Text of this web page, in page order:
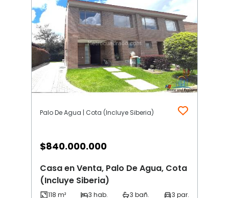
Palo De Agua | Cota (Incluye Siberia)
$840.000.000
Casa en Venta, Palo De Agua, Cota
(Incluye Siberia)